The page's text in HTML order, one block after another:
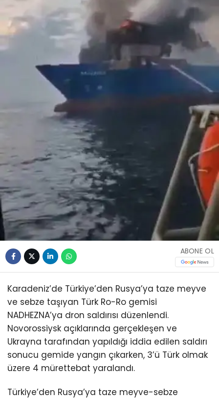
ABONE OL
Karadeniz’de Türkiye’den Rusya’ya taze meyve
ve sebze taşıyan Türk Ro-Ro gemisi
NADHEZNA’ya dron saldırısı düzenlendi.
Novorossiysk açıklarında gerçekleşen ve
Ukrayna tarafından yapıldığı iddia edilen saldırı
sonucu gemide yangın çıkarken, 3’ü Türk olmak
üzere 4 mürettebat yaralandı.
Türkiye’den Rusya’ya taze meyve-sebze